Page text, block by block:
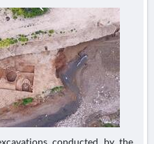
conducted by the